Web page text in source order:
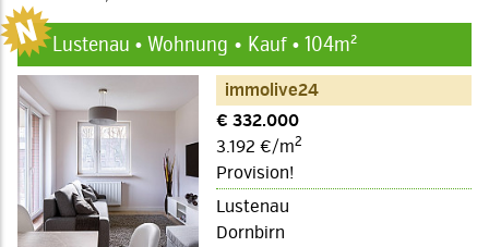
Lustenau • Wohnung Kauf • 104m²
immolive24
€ 332.000
3.192 €/m2
Provision!
Lustenau
Dornbirn